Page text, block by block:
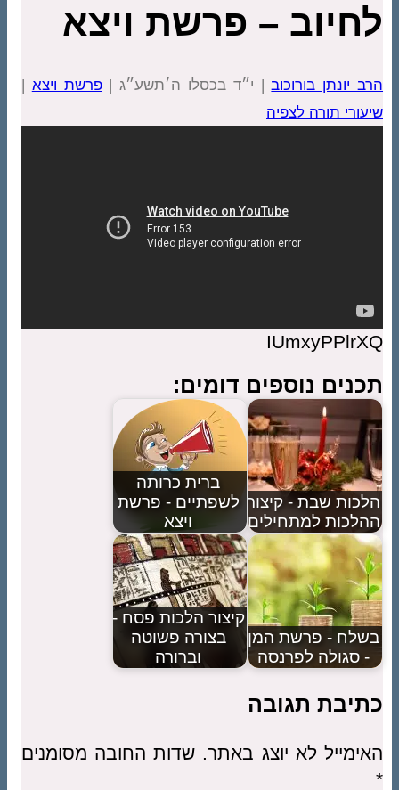
לחיוב – פרשת ויצא
הרב יונתן בורוכוב| י״ד בכסלו ה׳תשע״ג |פרשת ויצא |
שיעורי תורה לצפיה
IUmxyPPlrXQ
תכנים נוספים דומים:
הלכות שבת - קיצור
ההלכות למתחילים
ברית כרותה
לשפתיים - פרשת
ויצא
בשלח - פרשת המן
- סגולה לפרנסה
קיצור הלכות פסח -
בצורה פשוטה
וברורה
כתיבת תגובה
האימייל לא יוצג באתר. שדות החובה מסומנים
*